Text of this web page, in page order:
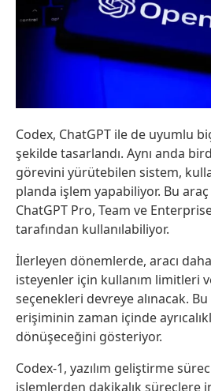
Codex, ChatGPT ile de uyumlu
şekilde tasarlandı. Aynı anda
görevini yürütebilen sistem,
planda işlem yapabiliyor. Bu araç
ChatGPT Pro, Team ve
tarafından kullanılabiliyor.
İlerleyen dönemlerde, aracı
isteyenler için kullanım limitleri
seçenekleri devreye alınacak.
erişiminin zaman içinde
dönüşeceğini gösteriyor.
Codex-1, yazılım geliştirme
işlemlerden dakikalık süreçlere